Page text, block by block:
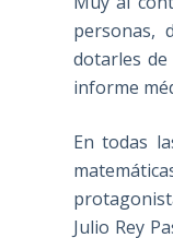
personas,
dotarles
informe
En todas
Julio Rey